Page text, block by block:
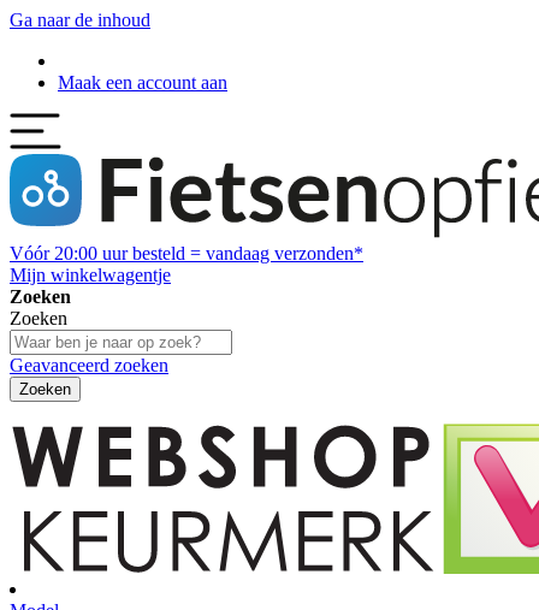
Ga naar de inhoud
Maak een account aan
Vóór 20:00 uur besteld = vandaag verzonden*
Mijn winkelwagentje
Zoeken
Zoeken
Geavanceerd zoeken
Zoeken